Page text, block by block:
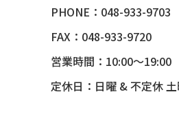
53 CHEVY BEL-AIR
55 BUICK ROADMASTER
PHONE：048-933-9703
FAX：048-933-9720
営業時間：10:00～19:00
定休日：日曜 & 不定休 土